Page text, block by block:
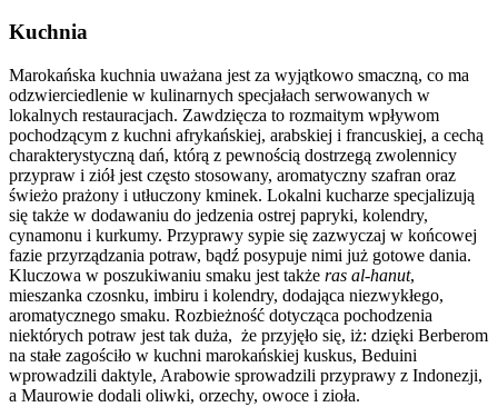
Kuchnia
Marokańska kuchnia uważana jest za wyjątkowo smaczną, co ma
odzwierciedlenie w kulinarnych specjałach serwowanych w
lokalnych restauracjach. Zawdzięcza to rozmaitym wpływom
pochodzącym z kuchni afrykańskiej, arabskiej i francuskiej, a cechą
charakterystyczną dań, którą z pewnością dostrzegą zwolennicy
przypraw i ziół jest często stosowany, aromatyczny szafran oraz
świeżo prażony i utłuczony kminek. Lokalni kucharze specjalizują
się także w dodawaniu do jedzenia ostrej papryki, kolendry,
cynamonu i kurkumy. Przyprawy sypie się zazwyczaj w końcowej
fazie przyrządzania potraw, bądź posypuje nimi już gotowe dania.
Kluczowa w poszukiwaniu smaku jest także ras al-hanut,
mieszanka czosnku, imbiru i kolendry, dodająca niezwykłego,
aromatycznego smaku. Rozbieżność dotycząca pochodzenia
niektórych potraw jest tak duża, że przyjęło się, iż: dzięki Berberom
na stałe zagościło w kuchni marokańskiej kuskus, Beduini
wprowadzili daktyle, Arabowie sprowadzili przyprawy z Indonezji,
a Maurowie dodali oliwki, orzechy, owoce i zioła.